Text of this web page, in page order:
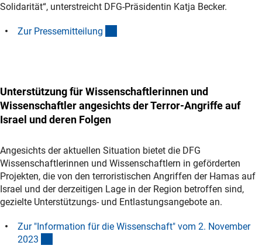
Solidarität“, unterstreicht DFG-Präsidentin Katja Becker.
Zur Pressemitteilung
Unterstützung für Wissenschaftlerinnen und
Wissenschaftler angesichts der Terror-Angriffe auf
Israel und deren Folgen
Angesichts der aktuellen Situation bietet die DFG
Wissenschaftlerinnen und Wissenschaftlern in geförderten
Projekten, die von den terroristischen Angriffen der Hamas auf
Israel und der derzeitigen Lage in der Region betroffen sind,
gezielte Unterstützungs- und Entlastungsangebote an.
Zur "Information für die Wissenschaft" vom 2. November
2023